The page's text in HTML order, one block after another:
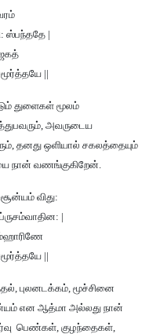
ஸ்பந்ததே |
||
துளைகள் மூலம்
அவருடைய
தனது ஒளியால் சகலத்தையும்
நான் வணங்குகிறேன்.
விது:
|
||
புலனடக்கம், மூச்சினை
என ஆத்மா அல்லது நான்
பெண்கள், குழந்தைகள்,